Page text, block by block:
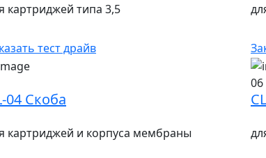
картриджей типа 3,5
тест драйв
04 Скоба
картриджей и корпуса мембраны
06